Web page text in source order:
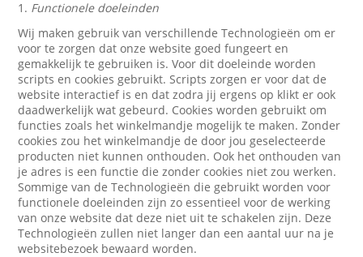
1. Functionele doeleinden
Wij maken gebruik van verschillende Technologieën om er
voor te zorgen dat onze website goed fungeert en
gemakkelijk te gebruiken is. Voor dit doeleinde worden
scripts en cookies gebruikt. Scripts zorgen er voor dat de
website interactief is en dat zodra jij ergens op klikt er ook
daadwerkelijk wat gebeurd. Cookies worden gebruikt om
functies zoals het winkelmandje mogelijk te maken. Zonder
cookies zou het winkelmandje de door jou geselecteerde
producten niet kunnen onthouden. Ook het onthouden van
je adres is een functie die zonder cookies niet zou werken.
Sommige van de Technologieën die gebruikt worden voor
functionele doeleinden zijn zo essentieel voor de werking
van onze website dat deze niet uit te schakelen zijn. Deze
Technologieën zullen niet langer dan een aantal uur na je
websitebezoek bewaard worden.